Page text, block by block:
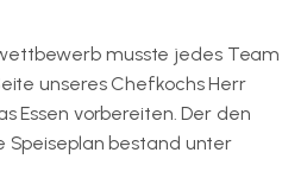
musste jedes Team
unseres Chefkochs Herr
Essen vorbereiten. Der den
Speiseplan bestand unter